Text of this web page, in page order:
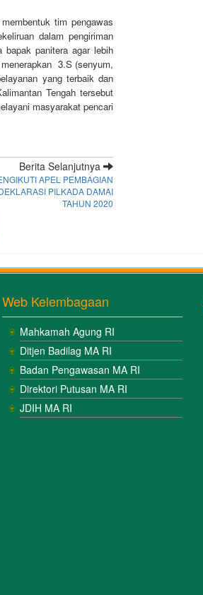
tim pengawas
dalam pengiriman
panitera agar lebih
3.S (senyum,
yang terbaik dan
Tengah tersebut
masyarakat pencari
Berita Selanjutnya
APEL PEMBAGIAN
PILKADA DAMAI
TAHUN 2020
Web Kelembagaan
Mahkamah Agung RI
Ditjen Badilag MA RI
Badan Pengawasan MA RI
Direktori Putusan MA RI
JDIH MA RI